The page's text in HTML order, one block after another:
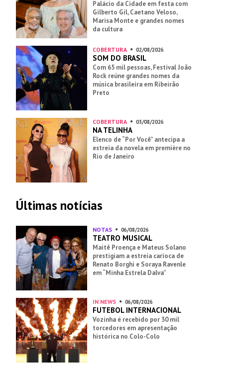
Palácio da Cidade em festa com
Gilberto Gil, Caetano Veloso,
Marisa Monte e grandes nomes
da cultura
COBERTURA 02/08/2026
SOM DO BRASIL
Com 65 mil pessoas, Festival João
Rock reúne grandes nomes da
música brasileira em Ribeirão
Preto
COBERTURA 03/08/2026
NA TELINHA
Elenco de “Por Você” antecipa a
estreia da novela em première no
Rio de Janeiro
Últimas notícias
NOTAS 06/08/2026
TEATRO MUSICAL
Maitê Proença e Mateus Solano
prestigiam a estreia carioca de
Renato Borghi e Soraya Ravenle
em “Minha Estrela Dalva”
IN NEWS 06/08/2026
FUTEBOL INTERNACIONAL
Vozinha é recebido por 30 mil
torcedores em apresentação
histórica no Colo-Colo